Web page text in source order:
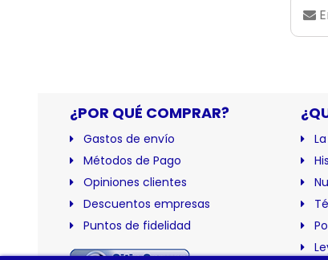
¿POR QUÉ COMPRAR?
Gastos de envío
Métodos de Pago
Opiniones clientes
Descuentos empresas
Puntos de fidelidad